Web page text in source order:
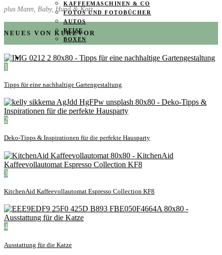
KAFFEEMASCHINEN & CO
FOTOS UND FOTOBÜCHER
AUTOS
REISE
BOXEN
KIND & KEGEL
plus Mann, Baby, Hund & Katz
NEUES VON KURZVOR
1
Tipps für eine nachhaltige Gartengestaltung
2
Deko-Tipps & Inspirationen für die perfekte Hausparty
3
KitchenAid Kaffeevollautomat Espresso Collection KF8
4
Ausstattung für die Katze